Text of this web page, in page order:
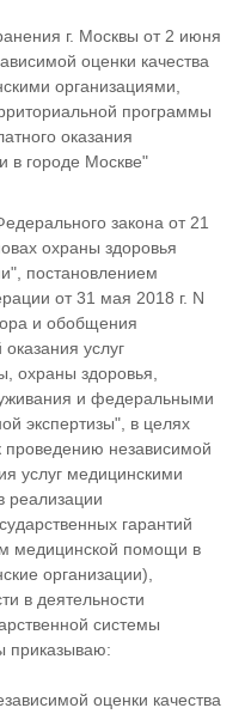
г. Москвы от 2 июня
оценки качества
организациями,
программы
оказания
в городе Москве"
закона от 21
охраны здоровья
постановлением
от 31 мая 2018 г. N
и обобщения
услуг
охраны здоровья,
и федеральными
экспертизы", в целях
проведению независимой
услуг медицинскими
реализации
гарантий
медицинской помощи в
организации),
в деятельности
системы
приказываю:
оценки качества